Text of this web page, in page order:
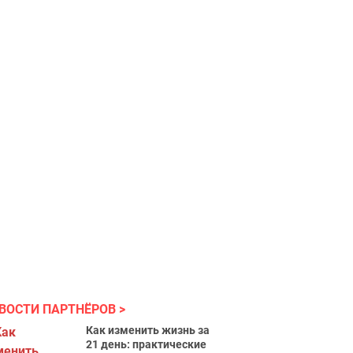
ПАРТНЁРОВ
Как изменить жизнь за
21 день: практические